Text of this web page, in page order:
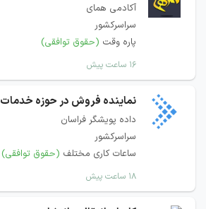
آکادمی همای
سراسرکشور
پاره وقت (حقوق توافقی)
۱۶ ساعت پیش
داده پویشگر فراسان
سراسرکشور
ساعات کاری مختلف (حقوق توافقی)
۱۸ ساعت پیش